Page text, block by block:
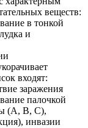
веществ:
в тонкой
и
входят:
заражения
палочкой
(А, В, С),
инвазии